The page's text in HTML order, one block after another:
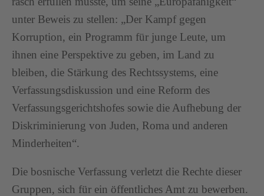
unter Beweis zu stellen: „Der Kampf gegen
Korruption, ein Programm für junge Leute, um
ihnen eine Perspektive zu geben, im Land zu
bleiben, die Stärkung des Rechtssystems, eine
Verfassungsdiskussion und eine Reform des
Verfassungsgerichtshofes sowie die Aufhebung der
Diskriminierung von Juden, Roma und anderen
Minderheiten“.
Die bosnische Verfassung verletzt die Rechte dieser
Gruppen, sich für ein öffentliches Amt zu bewerben.